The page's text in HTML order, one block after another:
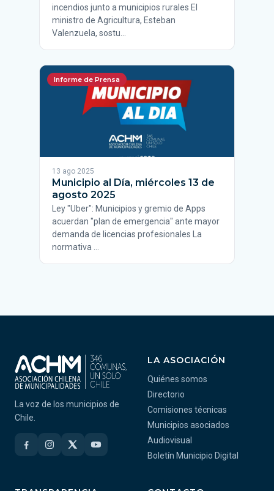
incendios junto a municipios rurales El
ministro de Agricultura, Esteban
Valenzuela, sostu…
Informe de Prensa
13 ago 2025
Municipio al Día, miércoles 13 de
agosto 2025
Ley "Uber": Municipios y gremio de Apps
acuerdan "plan de emergencia" ante mayor
demanda de licencias profesionales La
normativa …
La voz de los municipios de
Chile.
LA ASOCIACIÓN
Quiénes somos
Directorio
Comisiones técnicas
Municipios asociados
Audiovisual
Boletín Municipio Digital